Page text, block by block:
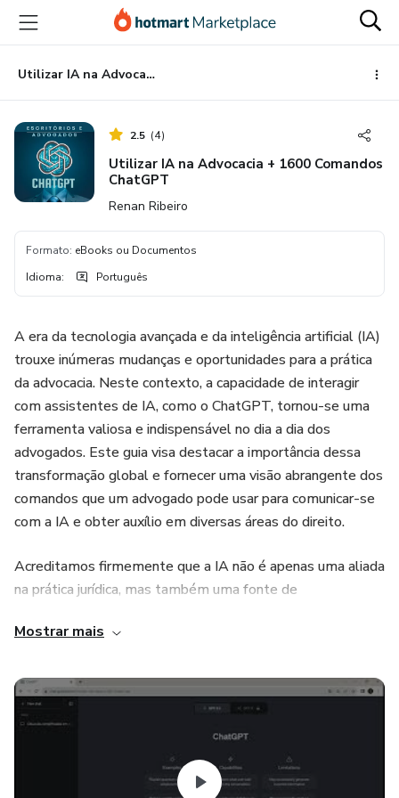
para
conteúdo
principal
para
pagamento
para
rodapé
Utilizar IA na Advocacia + 1600 Comandos ChatGPT
2.5 (4)
Utilizar IA na Advocacia + 1600 Comandos
ChatGPT
Renan Ribeiro
Formato: eBooks ou Documentos
Idioma: Português
A era da tecnologia avançada e da inteligência artificial (IA)
trouxe inúmeras mudanças e oportunidades para a prática
da advocacia. Neste contexto, a capacidade de interagir
com assistentes de IA, como o ChatGPT, tornou-se uma
ferramenta valiosa e indispensável no dia a dia dos
advogados. Este guia visa destacar a importância dessa
transformação global e fornecer uma visão abrangente dos
comandos que um advogado pode usar para comunicar-se
com a IA e obter auxílio em diversas áreas do direito.
Acreditamos firmemente que a IA não é apenas uma aliada
na prática jurídica, mas também uma fonte de
processar vastos volumes de informações, pesquisar
respostas jurídicas instantâneas, a IA pode economizar
tempo precioso, melhorar a precisão das pesquisas e
contribuir para uma advocacia mais eficiente e eficaz.
Neste guia, exploraremos uma ampla gama de comandos
Mostrar mais